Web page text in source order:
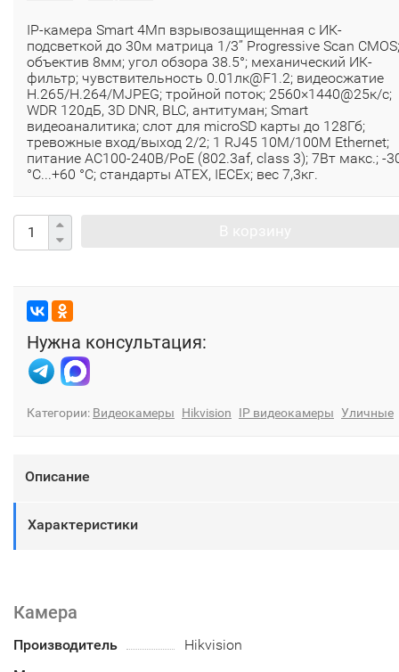
IP-камера Smart 4Мп взрывозащищенная c ИК-
подсветкой до 30м матрица 1/3’’ Progressive Scan CMOS;
объектив 8мм; угол обзора 38.5°; механический ИК-
фильтр; чувствительность 0.01лк@F1.2; видеосжатие
H.265/H.264/MJPEG; тройной поток; 2560×1440@25к/с;
WDR 120дБ, 3D DNR, BLC, антитуман; Smart
видеоаналитика; слот для microSD карты до 128Гб;
тревожные вход/выход 2/2; 1 RJ45 10M/100M Ethernet;
питание АC100-240В/PoE (802.3af, class 3); 7Вт макс.; -
°C...+60 °C; стандарты ATEX, IECEx; вес 7,3кг.
Нужна консультация:
Категории: Видеокамеры Hikvision IP видеокамеры Уличные
Описание
Характеристики
Камера
Производитель
Hikvision